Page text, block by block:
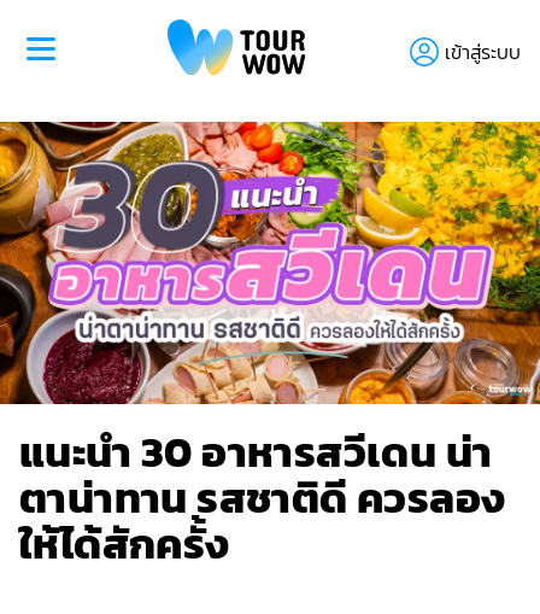
เข้าสู่ระบบ
แนะนำ 30 อาหารสวีเดน น่า
ตาน่าทาน รสชาติดี ควรลอง
ให้ได้สักครั้ง